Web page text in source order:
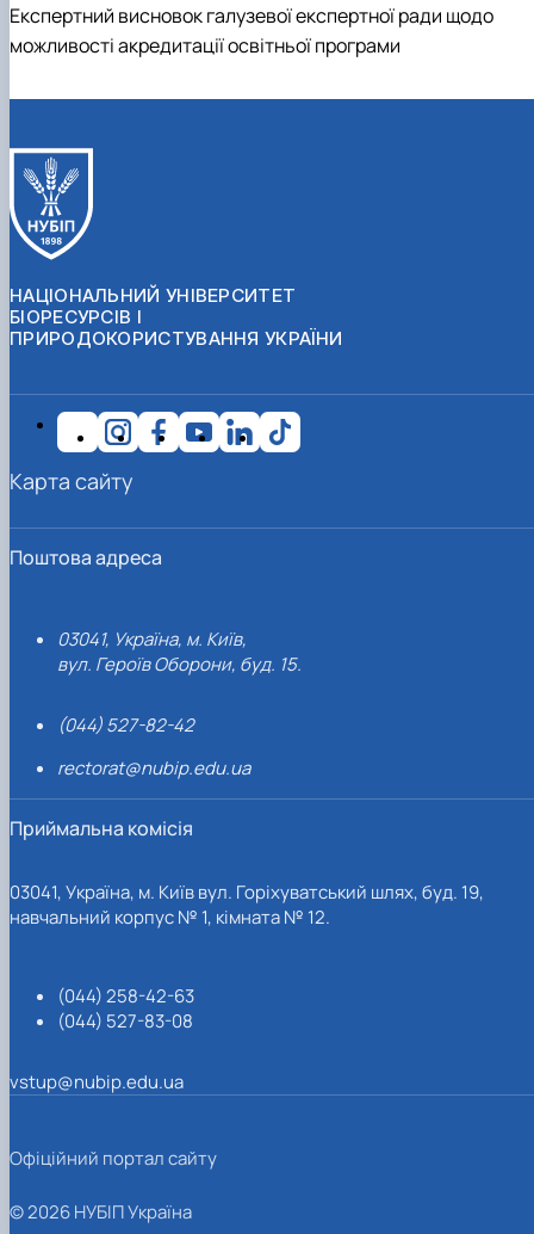
Експертний висновок галузевої експертної ради щодо
можливості акредитації освітньої програми
НАЦІОНАЛЬНИЙ УНІВЕРСИТЕТ
БІОРЕСУРСІВ І
ПРИРОДОКОРИСТУВАННЯ УКРАЇНИ
Поштова адреса
03041, Україна, м. Київ,
вул. Героїв Оборони, буд. 15.
(044) 527-82-42
rectorat@nubip.edu.ua
Приймальна комісія
03041, Україна, м. Київ вул. Горіхуватський шлях, буд. 19,
навчальний корпус № 1, кімната № 12.
(044) 258-42-63
(044) 527-83-08
vstup@nubip.edu.ua
Карта сайту
Офіційний портал сайту
© 2026 НУБІП Україна